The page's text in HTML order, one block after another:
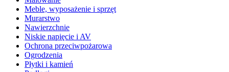
Meble, wyposażenie i sprzęt
Murarstwo
Nawierzchnie
Niskie napięcie i AV
Ochrona przeciwpożarowa
Ogrodzenia
Płytki i kamień